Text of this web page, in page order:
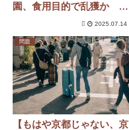
園、食用目的で乱獲か 中
2025.07.14
問題
【もはや京都じゃない、京